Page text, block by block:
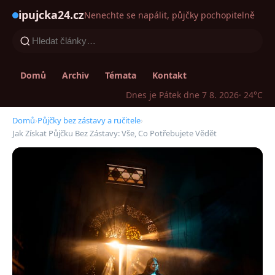
ipujcka24.czNenechte se napálit, půjčky pochopitelně
Domů Archiv Témata
Kontakt
Dnes je Pátek dne 7 8. 2026· 24°C
Domů›Půjčky bez zástavy a ručitele›
Jak Získat Půjčku Bez Zástavy: Vše, Co Potřebujete Vědět